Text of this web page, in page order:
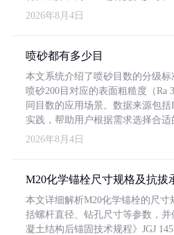
2026年8月4日
喷砂都有多少目
本文系统介绍了喷砂目数的分级
喷砂200目对应的表面粗糙度（Ra
同目数的应用场景。数据来源包括
实践，帮助用户根据需求选择合适
2026年8月4日
M20化学锚栓尺寸规格及抗拔
本文详细解析M20化学锚栓的尺寸
括螺杆直径、钻孔尺寸等参数，
凝土结构后锚固技术规程》JGJ